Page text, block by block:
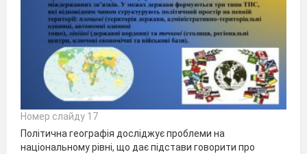
Номер слайду 17
Політична географія досліджує проблеми на
національному рівні, що дає підстави говорити про